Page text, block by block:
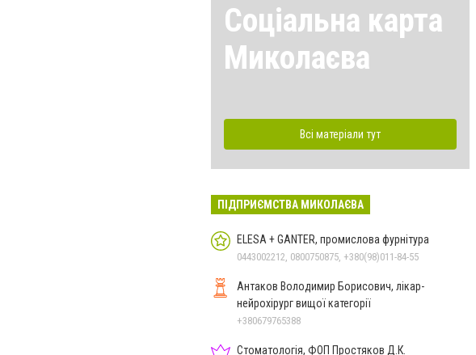
Соціальна карта
Миколаєва
Всі матеріали тут
ПІДПРИЄМСТВА МИКОЛАЄВА
ELESA + GANTER, промислова фурнітура
0443002212, 0800750875, +380(98)011-84-55
Антаков Володимир Борисович, лікар-
нейрохірург вищої категорії
+380679765388
Стоматологія, ФОП Простяков Д.К.